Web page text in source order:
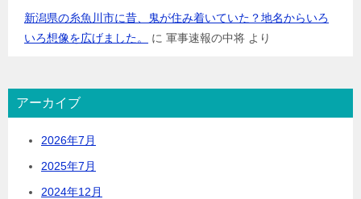
新潟県の糸魚川市に昔、鬼が住み着いていた？地名からいろ
いろ想像を広げました。
に 軍事速報の中将 より
アーカイブ
2026年7月
2025年7月
2024年12月